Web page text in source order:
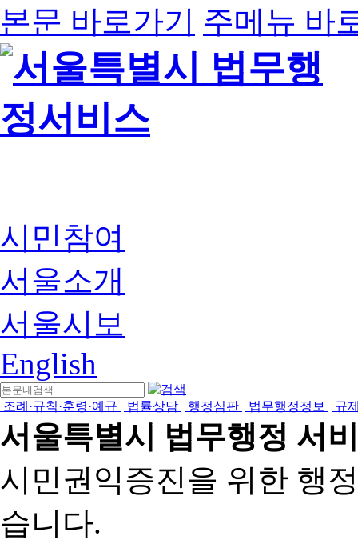
본문 바로가기 주메뉴 바
시민참여
서울소개
서울시보
English
조례·규칙·훈령·예규 법률상담 행정심판 법무행정정보 규
서울특별시 법무행정 서
시민권익증진을 위한 행
습니다.